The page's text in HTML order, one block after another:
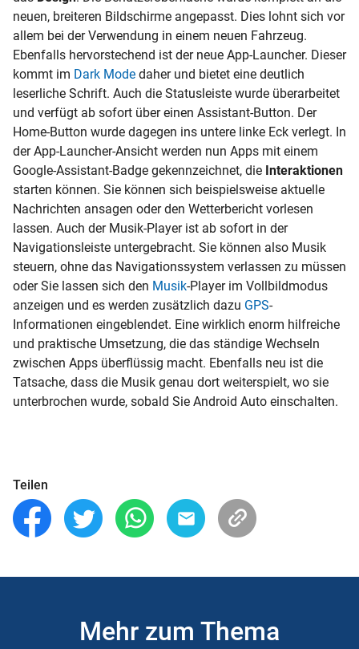
neuen, breiteren Bildschirme angepasst. Dies lohnt sich vor
allem bei der Verwendung in einem neuen Fahrzeug.
Ebenfalls hervorstechend ist der neue App-Launcher. Dieser
kommt im Dark Mode daher und bietet eine deutlich
leserliche Schrift. Auch die Statusleiste wurde überarbeitet
und verfügt ab sofort über einen Assistant-Button. Der
Home-Button wurde dagegen ins untere linke Eck verlegt. In
der App-Launcher-Ansicht werden nun Apps mit einem
Google-Assistant-Badge gekennzeichnet, die Interaktionen
starten können. Sie können sich beispielsweise aktuelle
Nachrichten ansagen oder den Wetterbericht vorlesen
lassen. Auch der Musik-Player ist ab sofort in der
Navigationsleiste untergebracht. Sie können also Musik
steuern, ohne das Navigationssystem verlassen zu müssen
oder Sie lassen sich den Musik-Player im Vollbildmodus
anzeigen und es werden zusätzlich dazu GPS-
Informationen eingeblendet. Eine wirklich enorm hilfreiche
und praktische Umsetzung, die das ständige Wechseln
zwischen Apps überflüssig macht. Ebenfalls neu ist die
Tatsache, dass die Musik genau dort weiterspielt, wo sie
unterbrochen wurde, sobald Sie Android Auto einschalten.
Teilen
Mehr zum Thema